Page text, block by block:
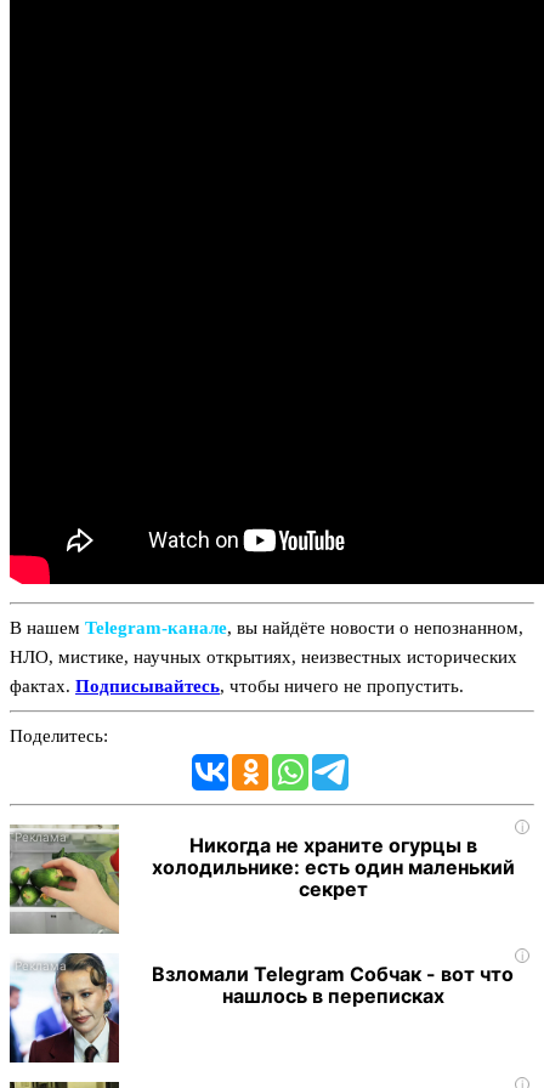
В нашем Telegram‑канале, вы найдёте новости о непознанном,
НЛО, мистике, научных открытиях, неизвестных исторических
фактах. Подписывайтесь, чтобы ничего не пропустить.
Поделитесь:
i
Никогда не храните огурцы в
холодильнике: есть один маленький
секрет
i
Взломали Telegram Собчак - вот что
нашлось в переписках
i